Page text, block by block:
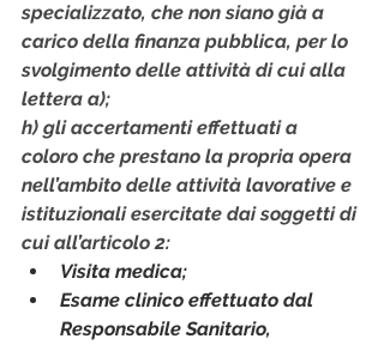
specializzato, che non siano già a
carico della finanza pubblica, per lo
svolgimento delle attività di cui alla
lettera a);
h) gli accertamenti effettuati a
coloro che prestano la propria opera
nell’ambito delle attività lavorative e
istituzionali esercitate dai soggetti di
cui all’articolo 2:
Visita medica;
Esame clinico effettuato dal
Responsabile Sanitario,